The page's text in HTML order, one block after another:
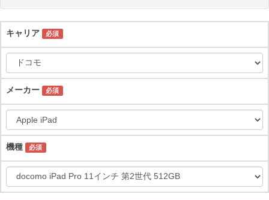
キャリア 必須
メーカー 必須
機種 必須